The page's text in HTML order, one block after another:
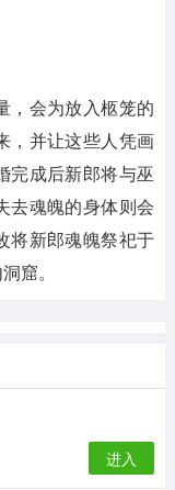
，会为放入柩笼的
，并让这些人凭画
完成后新郎将与巫
去魂魄的身体则会
将新郎魂魄祭祀于
窟。
进入